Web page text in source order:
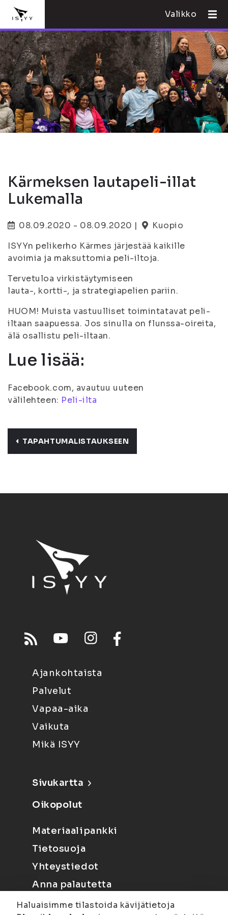
Valikko
Kärmeksen lautapeli-illat
Lukemalla
08.09.2020 - 08.09.2020 |
Kuopio
ISYYn pelikerho Kärmes järjestää kaikille
avoimia ja maksuttomia peli-iltoja.
Tervetuloa virkistäytymiseen
lauta-, kortti-, ja strategiapelien pariin.
HUOM! Muista vastuulliset toimintatavat peli-
iltaan saapuessa. Jos sinulla on flunssa-oireita,
älä osallistu peli-iltaan.
Lue lisää:
Facebook.com, avautuu uuteen
välilehteen: Peli-ilta
TAPAHTUMALISTAUKSEEN
Ajankohtaista
Palvelut
Vapaa-aika
Vaikuta
Mikä ISYY
Sivukartta
Oikopolut
Materiaalipankki
Tietosuoja
Yhteystiedot
Anna palautetta
Haluaisimme tilastoida kävijätietoja